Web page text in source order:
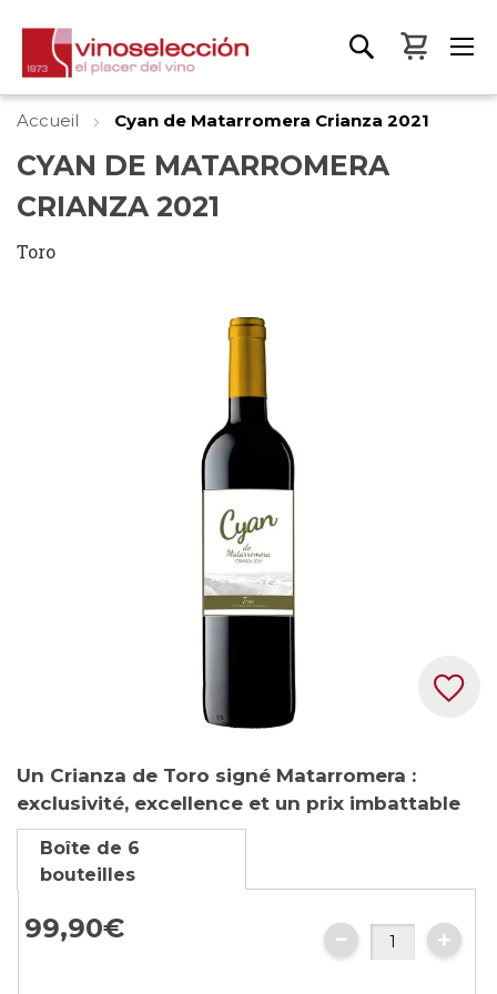
Mon
Accueil Cyan de Matarromera Crianza 2021
CYAN DE MATARROMERA
CRIANZA 2021
Toro
to
the
beginning
the
images
gallery
Un Crianza de Toro signé Matarromera :
exclusivité, excellence et un prix imbattable
Boîte de 6
bouteilles
99,90€